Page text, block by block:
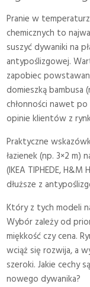
Pranie w
chemicznych to
suszyć dywaniki na
antypoślizgowej.
zapobiec
domieszką bambusa
chłonności nawet
opinie klientów z
Praktyczne
łazienek (np. 3×2 m)
(IKEA TIPHEDE,
dłuższe z
Który z tych modeli
Wybór zależy od
miękkość czy cena.
wciąż się rozwija, a
szeroki. Jakie cechy
nowego dywanika?